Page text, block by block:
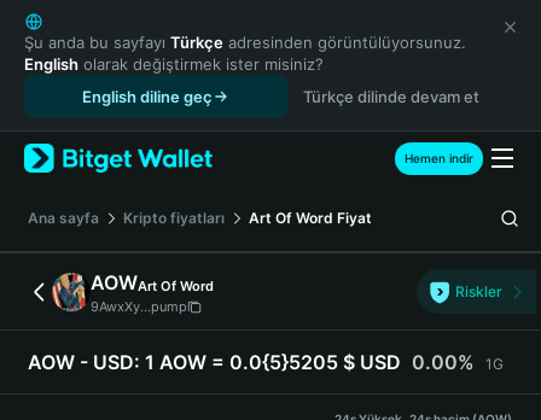
English
日本語
Tiếng Việt
Español (Latinoamérica)
Türkçe
Français
Deutsch
简体中文
繁體中文
Português (Portugal)
Bahasa Indonesia
ภาษาไทย
Şu anda bu sayfayı Türkçe adresinden görüntülüyorsunuz.
English olarak değiştirmek ister misiniz?
English diline geç
Türkçe dilinde devam et
Hemen indir
Ana sayfa Kripto fiyatları Art Of Word Fiyat
AOWArt Of Word
9AwxXy...pump
Riskler
AOW - USD: 1 AOW = 0.0{5}5205 $ USD 0.00% 1G